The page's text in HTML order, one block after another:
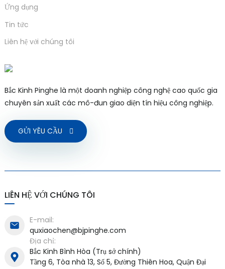
Ứng dụng
Tin tức
Liên hệ với chúng tôi
Bắc Kinh Pinghe là một doanh nghiệp công nghệ cao quốc gia
chuyên sản xuất các mô-đun giao diện tín hiệu công nghiệp.
GỬI YÊU CẦU
LIÊN HỆ VỚI CHÚNG TÔI
E-mail:
quxiaochen@bjpinghe.com
Địa chỉ:
Bắc Kinh Bình Hòa (Trụ sở chính)
Tầng 6, Tòa nhà 13, Số 5, Đường Thiên Hoa, Quận Đại